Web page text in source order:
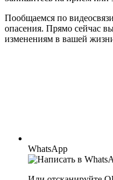
Пообщаемся по
опасения. Прямо сейчас
изменениям в вашей
WhatsApp